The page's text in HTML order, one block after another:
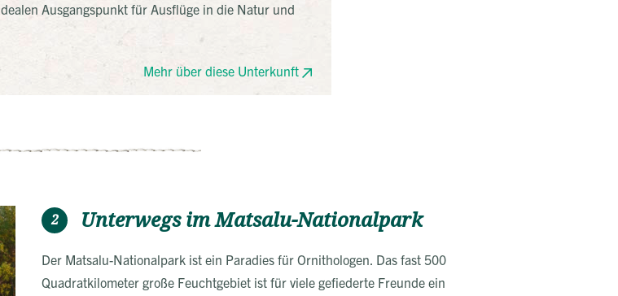
Ausgangspunkt für Ausflüge in die Natur und
Mehr über diese Unterkunft
2 Unterwegs im Matsalu-Nationalpark
Der Matsalu-Nationalpark ist ein Paradies für Ornithologen. Das fast 500
Quadratkilometer große Feuchtgebiet ist für viele gefiederte Freunde ein